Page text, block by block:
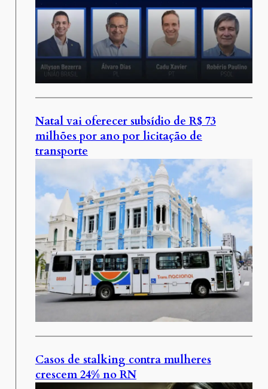
Natal vai oferecer subsídio de R$ 73
milhões por ano por licitação de
transporte
Casos de stalking contra mulheres
crescem 24% no RN